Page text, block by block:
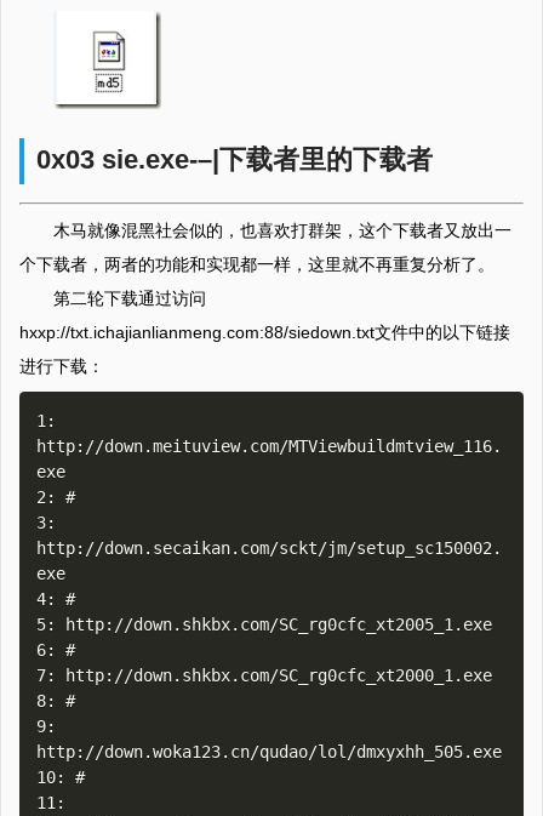
0x03 sie.exe-–|下载者里的下载者
木马就像混黑社会似的，也喜欢打群架，这个下载者又放出一
个下载者，两者的功能和实现都一样，这里就不再重复分析了。
第二轮下载通过访问
hxxp://txt.ichajianlianmeng.com:88/siedown.txt文件中的以下链接
进行下载：
1:
http://down.meituview.com/MTViewbuildmtview_116.
exe
2: #
3:
http://down.secaikan.com/sckt/jm/setup_sc150002.
exe
4: #
5: http://down.shkbx.com/SC_rg0cfc_xt2005_1.exe
6: #
7: http://down.shkbx.com/SC_rg0cfc_xt2000_1.exe
8: #
9:
http://down.woka123.cn/qudao/lol/dmxyxhh_505.exe
10: #
11: